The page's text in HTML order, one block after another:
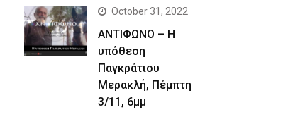
October 31, 2022
ΑΝΤΙΦΩΝΟ – Η
υπόθεση
Παγκράτιου
Μερακλή, Πέμπτη
3/11, 6μμ